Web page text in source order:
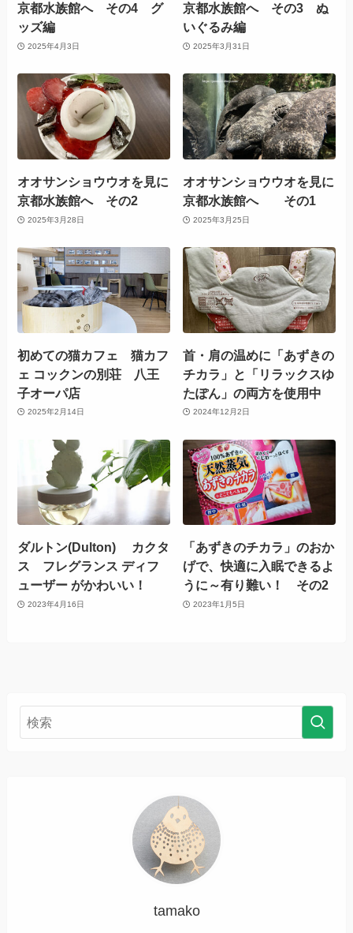
京都水族館へ その4 グ
ッズ編
2025年4月3日
京都水族館へ その3 ぬ
いぐるみ編
2025年3月31日
オオサンショウウオを見に
京都水族館へ その2
2025年3月28日
オオサンショウウオを見に
京都水族館へ その1
2025年3月25日
初めての猫カフェ 猫カフ
ェ コックンの別荘 八王
子オーパ店
2025年2月14日
首・肩の温めに「あずきの
チカラ」と「リラックスゆ
たぽん」の両方を使用中
2024年12月2日
ダルトン(Dulton) カクタ
ス フレグランス ディフ
ューザー がかわいい！
2023年4月16日
「あずきのチカラ」のおか
げで、快適に入眠できるよ
うに～有り難い！ その2
2023年1月5日
tamako